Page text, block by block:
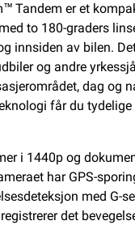
Tandem er et
to 180-graders
innsiden av bilen.
og andre
dag og
får du
i 1440p og
har GPS-
med G-
det